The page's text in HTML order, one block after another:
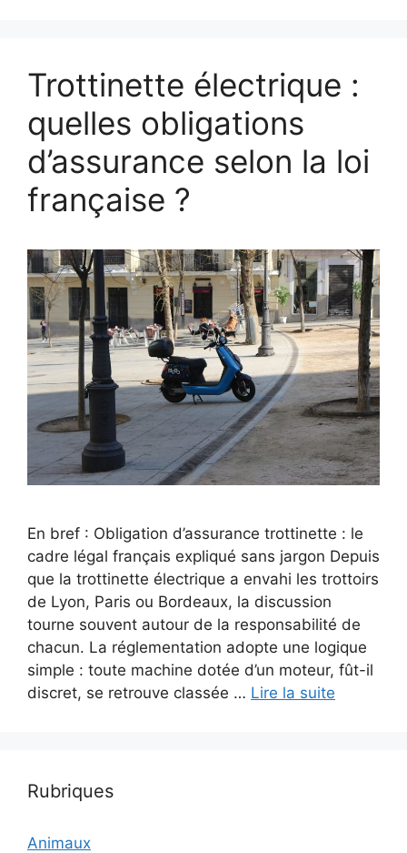
Trottinette électrique :
quelles obligations
d’assurance selon la loi
française ?
En bref : Obligation d’assurance trottinette : le
cadre légal français expliqué sans jargon Depuis
que la trottinette électrique a envahi les trottoirs
de Lyon, Paris ou Bordeaux, la discussion
tourne souvent autour de la responsabilité de
chacun. La réglementation adopte une logique
simple : toute machine dotée d’un moteur, fût-il
discret, se retrouve classée … Lire la suite
Rubriques
Animaux